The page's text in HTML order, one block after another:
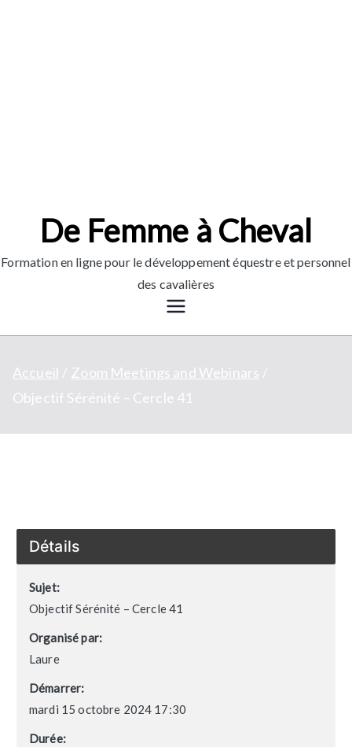
De Femme à Cheval
Formation en ligne pour le développement équestre et personnel
des cavalières
Accueil
Zoom Meetings and Webinars
Objectif Sérénité – Cercle 41
Détails
Sujet:
Objectif Sérénité – Cercle 41
Organisé par:
Laure
Démarrer:
mardi 15 octobre 2024 17:30
Durée: